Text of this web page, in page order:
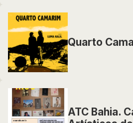
Quarto
ATC Bahia.